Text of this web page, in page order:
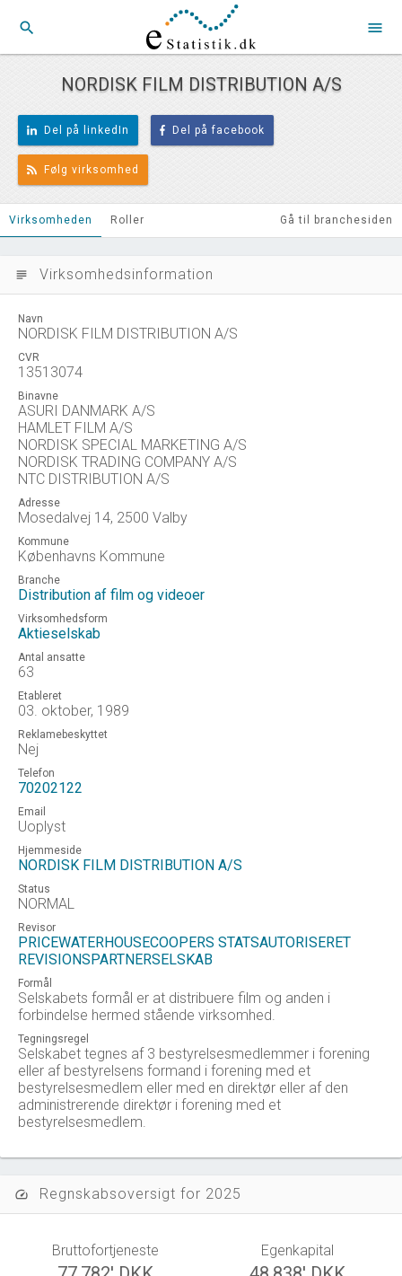
search menu
NORDISK FILM DISTRIBUTION A/S
Del på linkedIn Del på facebook
Følg virksomhed
Virksomheden Roller Gå til branchesiden
subject Virksomhedsinformation
Navn
NORDISK FILM DISTRIBUTION A/S
CVR
13513074
Binavne
ASURI DANMARK A/S
HAMLET FILM A/S
NORDISK SPECIAL MARKETING A/S
NORDISK TRADING COMPANY A/S
NTC DISTRIBUTION A/S
Adresse
Mosedalvej 14, 2500 Valby
Kommune
Københavns Kommune
Branche
Distribution af film og videoer
Virksomhedsform
Aktieselskab
Antal ansatte
63
Etableret
03. oktober, 1989
Reklamebeskyttet
Nej
Telefon
70202122
Email
Uoplyst
Hjemmeside
NORDISK FILM DISTRIBUTION A/S
Status
NORMAL
Revisor
PRICEWATERHOUSECOOPERS STATSAUTORISERET
REVISIONSPARTNERSELSKAB
Formål
Selskabets formål er at distribuere film og anden i
forbindelse hermed stående virksomhed.
Tegningsregel
Selskabet tegnes af 3 bestyrelsesmedlemmer i forening
eller af bestyrelsens formand i forening med et
bestyrelsesmedlem eller med en direktør eller af den
administrerende direktør i forening med et
bestyrelsesmedlem.
speed Regnskabsoversigt for 2025
Bruttofortjeneste Egenkapital